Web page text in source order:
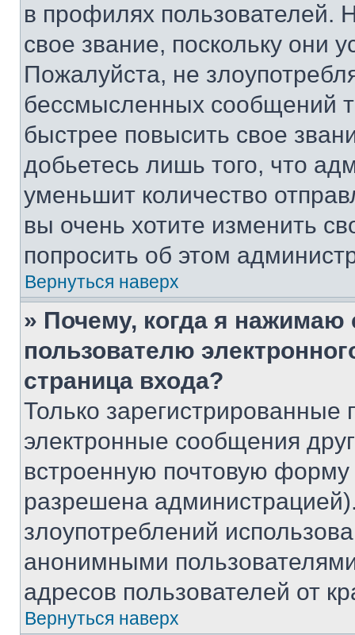
в профилях
свое звание, поскольку они
Пожалуйста, не
бессмысленных сообщений
быстрее повысить свое
добьетесь лишь того, что
уменьшит количество
вы очень хотите изменить
попросить об этом
Вернуться наверх
» Почему, когда я нажимаю
пользователю
страница входа?
Только зарегистрированные
электронные сообщения
встроенную почтовую
разрешена
злоупотреблений
анонимными
адресов пользователей от
Вернуться наверх